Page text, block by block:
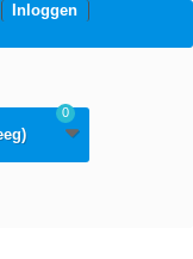
Inloggen
0